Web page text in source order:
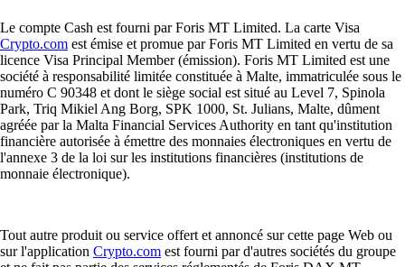
Le compte Cash est fourni par Foris MT Limited. La carte Visa
Crypto.com est émise et promue par Foris MT Limited en vertu de sa
licence Visa Principal Member (émission). Foris MT Limited est une
société à responsabilité limitée constituée à Malte, immatriculée sous le
numéro C 90348 et dont le siège social est situé au Level 7, Spinola
Park, Triq Mikiel Ang Borg, SPK 1000, St. Julians, Malte, dûment
agréée par la Malta Financial Services Authority en tant qu'institution
financière autorisée à émettre des monnaies électroniques en vertu de
l'annexe 3 de la loi sur les institutions financières (institutions de
monnaie électronique).
Tout autre produit ou service offert et annoncé sur cette page Web ou
sur l'application Crypto.com est fourni par d'autres sociétés du groupe